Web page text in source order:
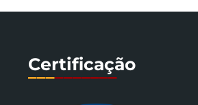
Certificação
__________